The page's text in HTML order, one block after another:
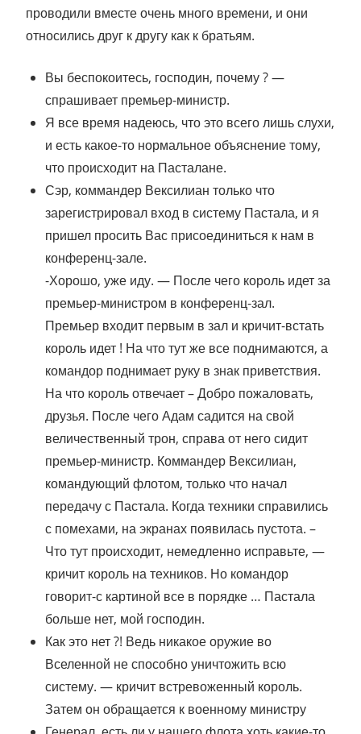
проводили вместе очень много времени, и они
относились друг к другу как к братьям.
Вы беспокоитесь, господин, почему ? —
спрашивает премьер-министр.
Я все время надеюсь, что это всего лишь слухи,
и есть какое-то нормальное объяснение тому,
что происходит на Пасталане.
Сэр, коммандер Вексилиан только что
зарегистрировал вход в систему Пастала, и я
пришел просить Вас присоединиться к нам в
конференц-зале.
-Хорошо, уже иду. — После чего король идет за
премьер-министром в конференц-зал.
Премьер входит первым в зал и кричит-встать
король идет ! На что тут же все поднимаются, а
командор поднимает руку в знак приветствия.
На что король отвечает – Добро пожаловать,
друзья. После чего Адам садится на свой
величественный трон, справа от него сидит
премьер-министр. Коммандер Вексилиан,
командующий флотом, только что начал
передачу с Пастала. Когда техники справились
с помехами, на экранах появилась пустота. –
Что тут происходит, немедленно исправьте, —
кричит король на техников. Но командор
говорит-с картиной все в порядке … Пастала
больше нет, мой господин.
Как это нет ?! Ведь никакое оружие во
Вселенной не способно уничтожить всю
систему. — кричит встревоженный король.
Затем он обращается к военному министру